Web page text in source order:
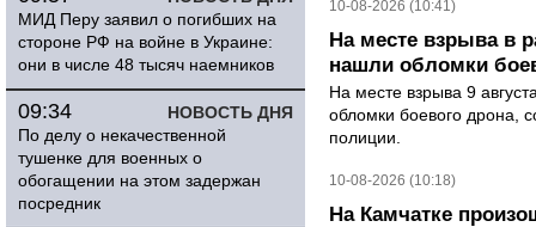
МИД Перу заявил о погибших на
стороне РФ на войне в Украине:
они в числе 48 тысяч наемников
НОВОСТЬ ДНЯ
09:34
По делу о некачественной
тушенке для военных о
обогащении на этом задержан
посредник
10-08-2026 (10:41)
На месте взрыва в
нашли обломки
На месте взрыва 9
обломки боевого дрона,
полиции.
10-08-2026 (10:18)
На Камчатке